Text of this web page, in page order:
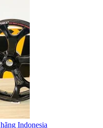
Indonesia